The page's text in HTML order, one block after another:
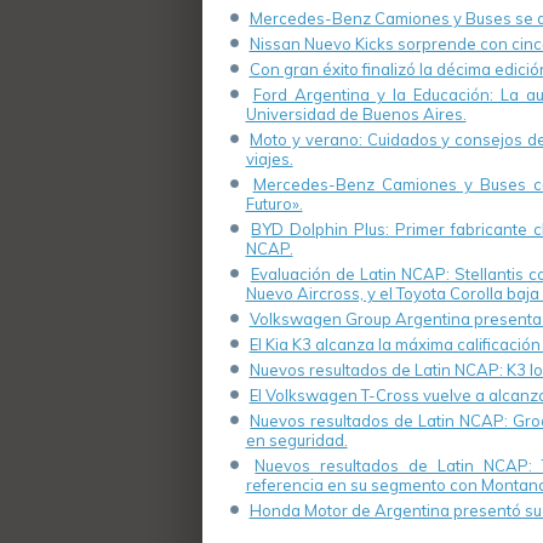
Mercedes-Benz Camiones y Buses se
Nissan Nuevo Kicks sorprende con
Con gran éxito finalizó la décima
Ford Argentina y la Educación: La
Universidad de Buenos Aires.
Moto y verano: Cuidados y consejos
viajes.
Mercedes-Benz Camiones y Buses
Futuro».
BYD Dolphin Plus: Primer fabricante
NCAP.
Evaluación de Latin NCAP: Stellantis
Nuevo Aircross, y el Toyota Corolla
Volkswagen Group Argentina
El Kia K3 alcanza la máxima
Nuevos resultados de Latin NCAP: K3
El Volkswagen T-Cross vuelve a
Nuevos resultados de Latin NCAP:
en seguridad.
Nuevos resultados de Latin
referencia en su segmento con
Honda Motor de Argentina presentó